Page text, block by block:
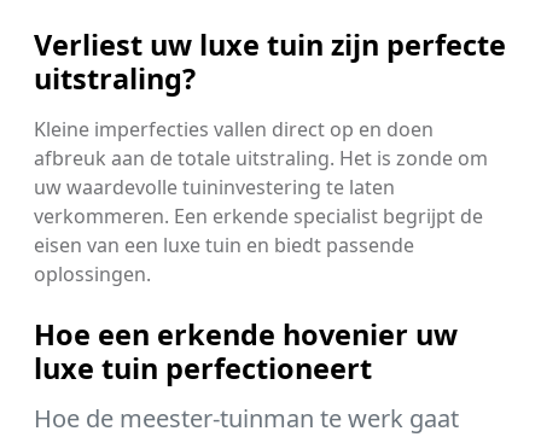
Verliest uw luxe tuin zijn perfecte
uitstraling?
Kleine imperfecties vallen direct op en doen
afbreuk aan de totale uitstraling. Het is zonde om
uw waardevolle tuininvestering te laten
verkommeren. Een erkende specialist begrijpt de
eisen van een luxe tuin en biedt passende
oplossingen.
Hoe een erkende hovenier uw
luxe tuin perfectioneert
Hoe de meester-tuinman te werk gaat